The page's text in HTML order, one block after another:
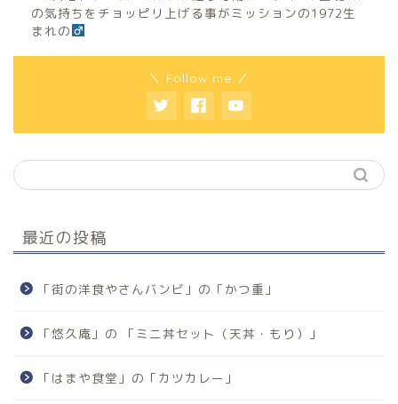
の気持ちをチョッピリ上げる事がミッションの1972生
まれの
＼ Follow me ／
最近の投稿
「街の洋食やさんバンビ」の「かつ重」
「悠久庵」の 「ミニ丼セット（天丼・もり）」
「はまや食堂」の「カツカレー」